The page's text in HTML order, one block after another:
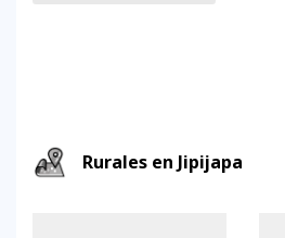
Rurales en Jipijapa